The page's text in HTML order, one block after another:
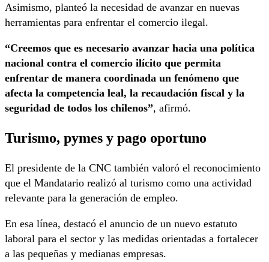
Asimismo, planteó la necesidad de avanzar en nuevas
herramientas para enfrentar el comercio ilegal.
“Creemos que es necesario avanzar hacia una política
nacional contra el comercio ilícito que permita
enfrentar de manera coordinada un fenómeno que
afecta la competencia leal, la recaudación fiscal y la
seguridad de todos los chilenos”, afirmó.
Turismo, pymes y pago oportuno
El presidente de la CNC también valoró el reconocimiento
que el Mandatario realizó al turismo como una actividad
relevante para la generación de empleo.
En esa línea, destacó el anuncio de un nuevo estatuto
laboral para el sector y las medidas orientadas a fortalecer
a las pequeñas y medianas empresas.